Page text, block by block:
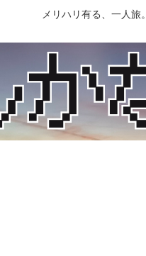
メリハリ有る、一人旅。